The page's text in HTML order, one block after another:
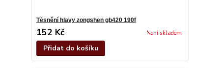
Těsnění hlavy zongshen gb420 190f
152 Kč Není skladem
Přidat do košíku